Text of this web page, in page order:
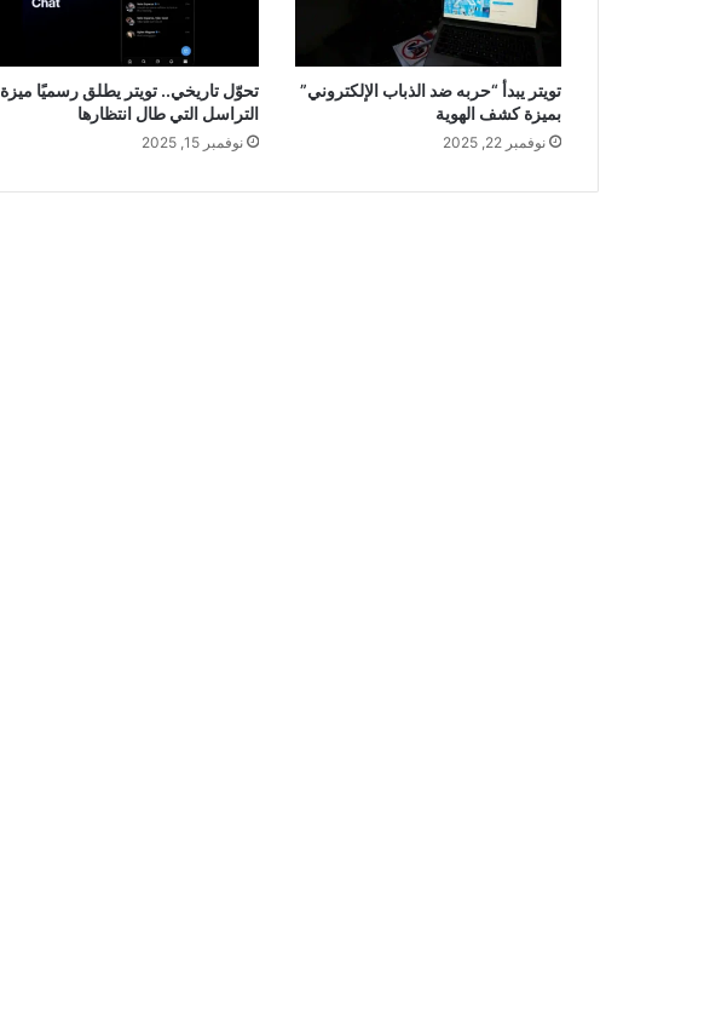
تويتر يبدأ “حربه ضد الذباب الإلكتروني”
بميزة كشف الهوية
نوفمبر 22, 2025
تحوّل تاريخي.. تويتر يطلق رسميًا ميزة
التراسل التي طال انتظارها
نوفمبر 15, 2025